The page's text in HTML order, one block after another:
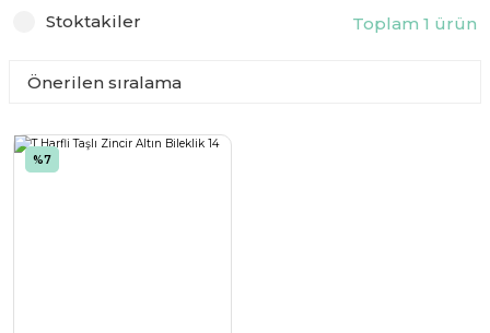
Stoktakiler Toplam 1 ürün
%7